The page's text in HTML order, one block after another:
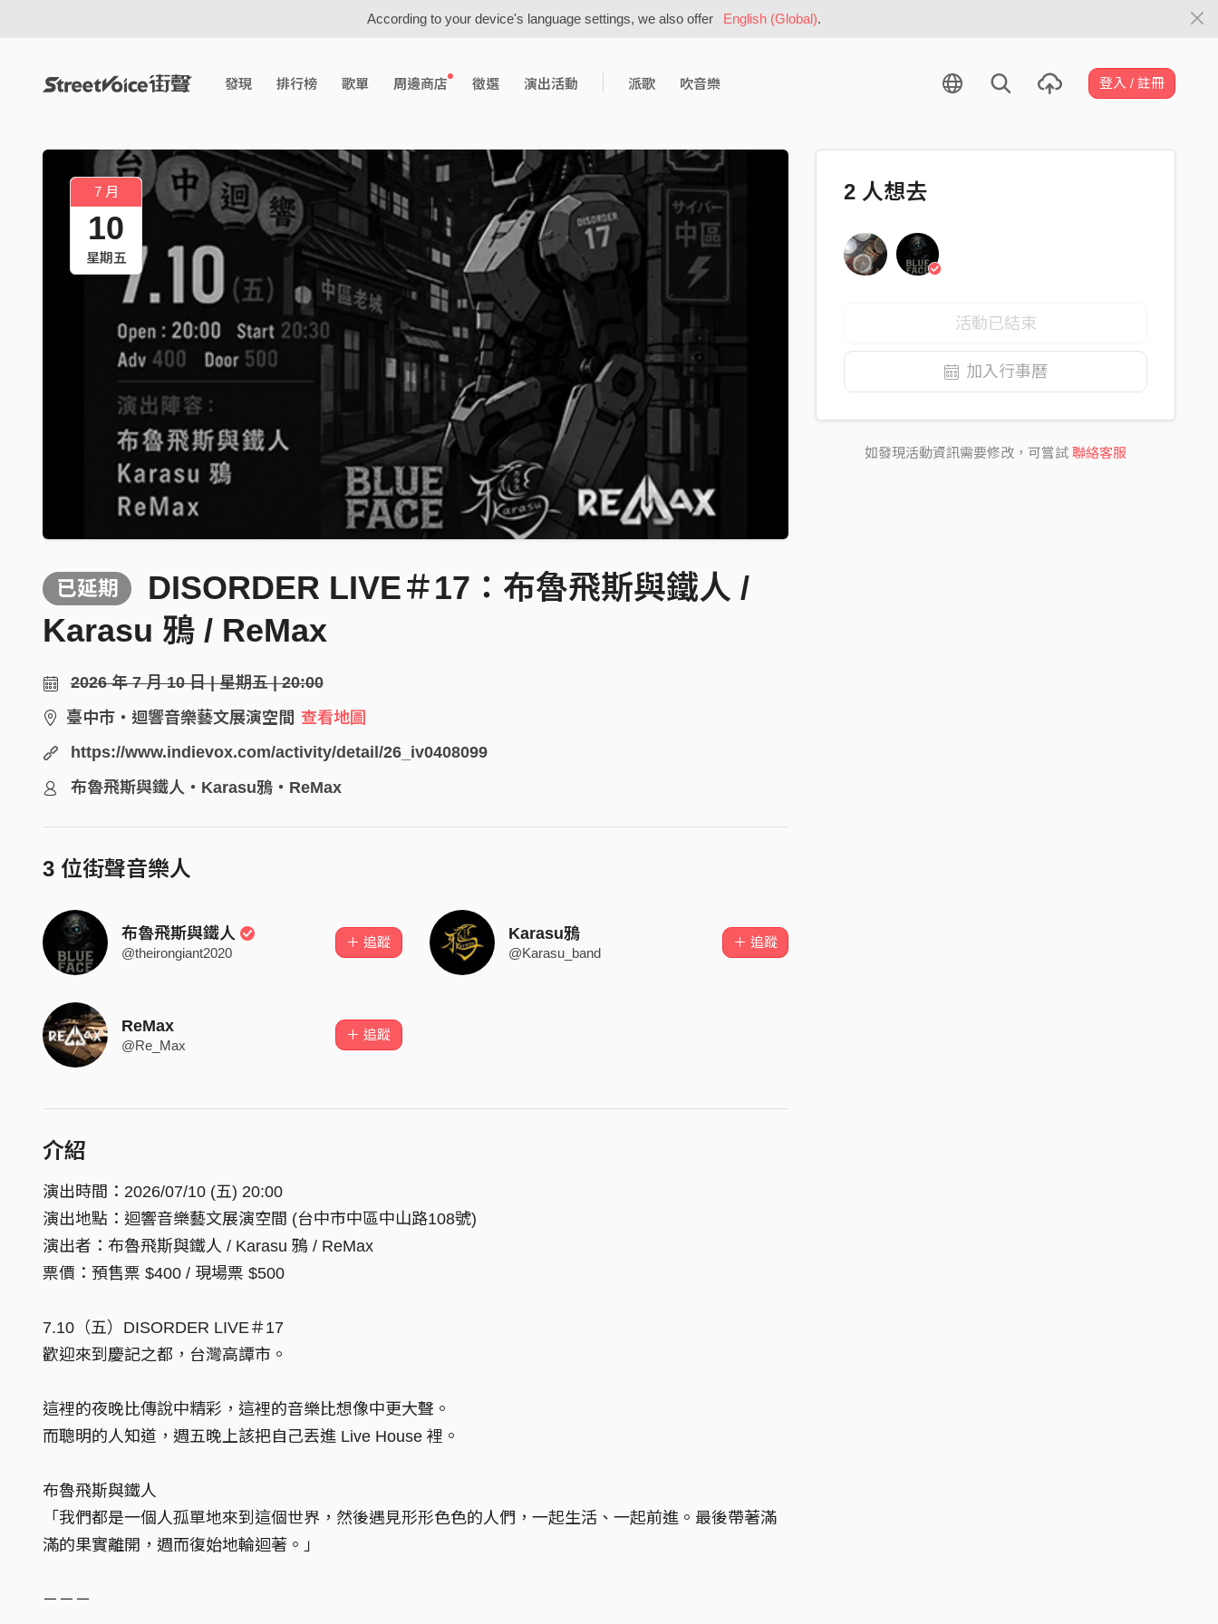
According to your device's language settings, we also offer English (Global).
發現 排行榜 歌單 周邊商店 徵選 演出活動 派歌 吹音樂 登入 / 註冊
7 月
10
星期五
已延期
DISORDER LIVE＃17：布魯飛斯與鐵人 /
Karasu 鴉 / ReMax
2026 年 7 月 10 日 | 星期五 | 20:00
臺中市・迴響音樂藝文展演空間 查看地圖
https://www.indievox.com/activity/detail/26_iv0408099
布魯飛斯與鐵人・Karasu鴉・ReMax
3 位街聲音樂人
布魯飛斯與鐵人
@theirongiant2020
＋ 追蹤 Karasu鴉
@Karasu_band
＋ 追蹤
ReMax
@Re_Max
＋ 追蹤
介紹
演出時間：2026/07/10 (五) 20:00
演出地點：迴響音樂藝文展演空間 (台中市中區中山路108號)
演出者：布魯飛斯與鐵人 / Karasu 鴉 / ReMax
票價：預售票 $400 / 現場票 $500
7.10（五）DISORDER LIVE＃17
歡迎來到慶記之都，台灣高譚市。
這裡的夜晚比傳說中精彩，這裡的音樂比想像中更大聲。
而聰明的人知道，週五晚上該把自己丟進 Live House 裡。
布魯飛斯與鐵人
「我們都是一個人孤單地來到這個世界，然後遇見形形色色的人們，一起生活、一起前進。最後帶著滿
滿的果實離開，週而復始地輪迴著。」
－－－
2 人想去
活動已結束
加入行事曆
如發現活動資訊需要修改，可嘗試聯絡客服